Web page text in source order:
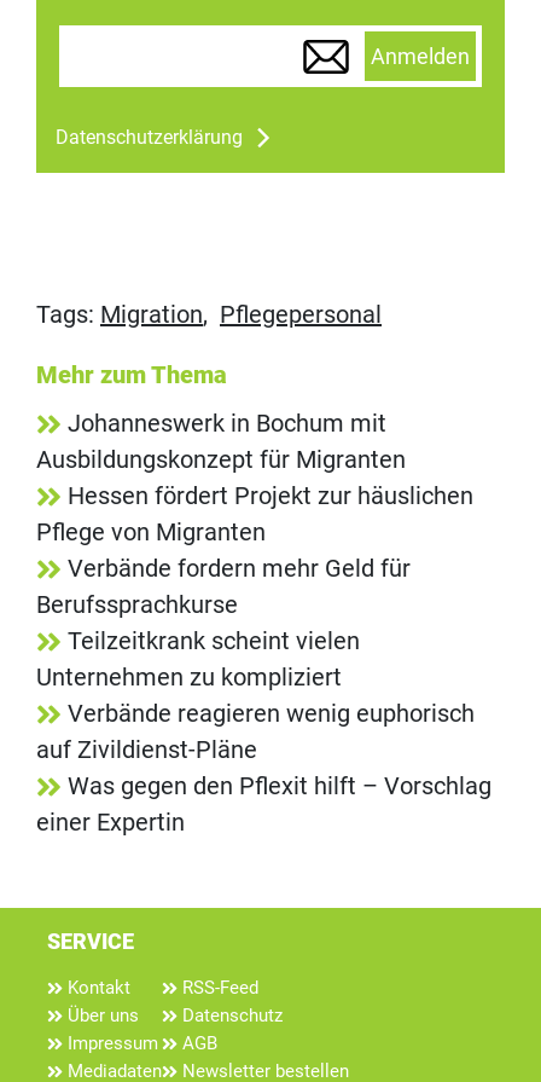
Anmelden
Datenschutzerklärung
Tags: Migration, Pflegepersonal
Mehr zum Thema
Johanneswerk in Bochum mit
Ausbildungskonzept für Migranten
Hessen fördert Projekt zur häuslichen
Pflege von Migranten
Verbände fordern mehr Geld für
Berufssprachkurse
Teilzeitkrank scheint vielen
Unternehmen zu kompliziert
Verbände reagieren wenig euphorisch
auf Zivildienst-Pläne
Was gegen den Pflexit hilft – Vorschlag
einer Expertin
SERVICE
Kontakt
Über uns
Impressum
Mediadaten
RSS-Feed
Datenschutz
AGB
Newsletter bestellen